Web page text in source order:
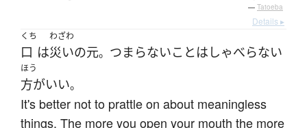
— Tatoeba
Details ▸
くち
口 は
わざわ
災いの元。 つまらないことは しゃべらない
ほう
方がいい。
It's better not to prattle on about meaningless
things. The more you open your mouth the more